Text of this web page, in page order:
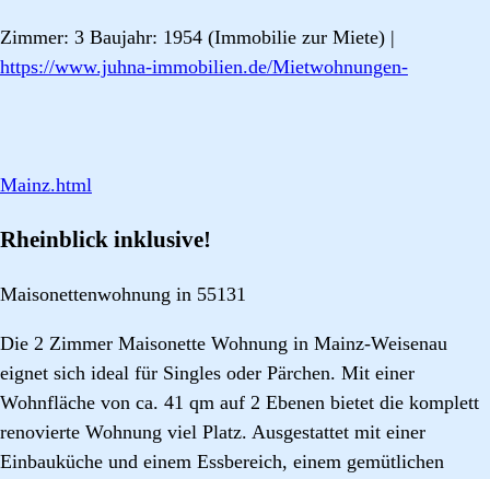
Zimmer: 3 Baujahr: 1954 (Immobilie zur Miete) |
https://www.juhna-immobilien.de/Mietwohnungen-
Mainz.html
Rheinblick inklusive!
Maisonettenwohnung in 55131
Die 2 Zimmer Maisonette Wohnung in Mainz-Weisenau
eignet sich ideal für Singles oder Pärchen. Mit einer
Wohnfläche von ca. 41 qm auf 2 Ebenen bietet die komplett
renovierte Wohnung viel Platz. Ausgestattet mit einer
Einbauküche und einem Essbereich, einem gemütlichen